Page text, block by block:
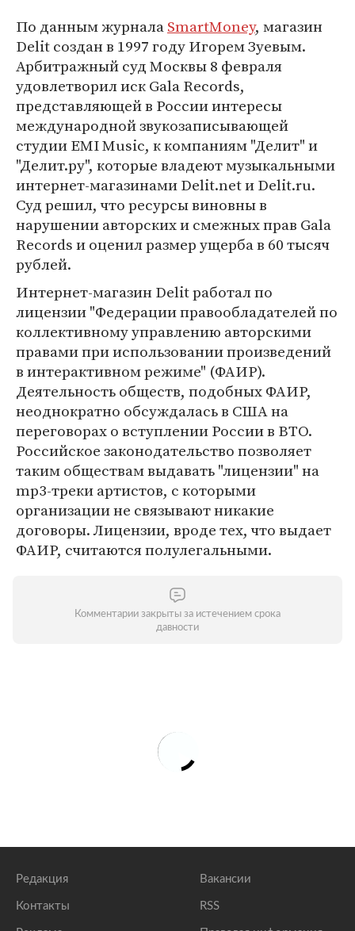
По данным журналаSmartMoney, магазин
Delit создан в 1997 году Игорем Зуевым.
Арбитражный суд Москвы 8 февраля
удовлетворил иск Gala Records,
представляющей в России интересы
международной звукозаписывающей
студии EMI Music, к компаниям "Делит" и
"Делит.ру", которые владеют музыкальными
интернет-магазинами Delit.net и Delit.ru.
Суд решил, что ресурсы виновны в
нарушении авторских и смежных прав Gala
Records и оценил размер ущерба в 60 тысяч
рублей.
Интернет-магазин Delit работал по
лицензии "Федерации правообладателей по
коллективному управлению авторскими
правами при использовании произведений
в интерактивном режиме" (ФАИР).
Деятельность обществ, подобных ФАИР,
неоднократно обсуждалась в США на
переговорах о вступлении России в ВТО.
Российское законодательство позволяет
таким обществам выдавать "лицензии" на
mp3-треки артистов, с которыми
организации не связывают никакие
договоры. Лицензии, вроде тех, что выдает
ФАИР, считаются полулегальными.
Комментарии закрыты за истечением срока
давности
Редакция
Контакты
Вакансии
RSS